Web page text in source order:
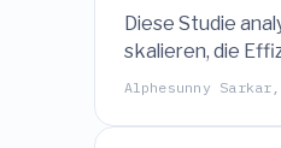
Diese Studie
skalieren, die
Kennicutt-
Alphesunny